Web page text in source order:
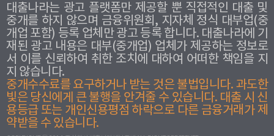
대출나라는 광고 플랫폼만 제공할 뿐 직접적인 대출 및
중개를 하지 않으며 금융위원회, 지자체 정식 대부업(중
개업 포함) 등록 업체만 광고 등록 합니다. 대출나라에 기
재된 광고 내용은 대부(중개업) 업체가 제공하는 정보로
서 이를 신뢰하여 취한 조치에 대하여 어떠한 책임을 지
지 않습니다.
중개수수료를 요구하거나 받는 것은 불법입니다. 과도한
빛은 당신에게 큰 불행을 안겨줄 수 있습니다. 대출 시 신
용등급 또는 개인신용평점 하락으로 다른 금융거래가 제
약받을 수 있습니다.